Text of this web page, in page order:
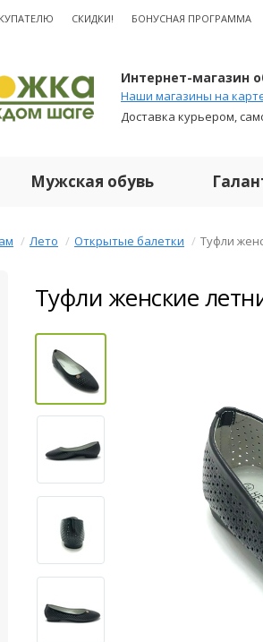
СКИДКИ! БОНУСНАЯ ПРОГРАММА
Интернет-магазин
Наши магазины на
Доставка курьером,
Мужская обувь
Лето Открытые балетки Туфли
Туфли женские